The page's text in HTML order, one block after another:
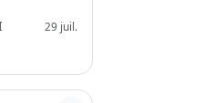
29 juil.